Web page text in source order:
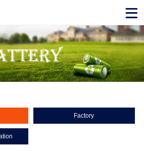
Factory